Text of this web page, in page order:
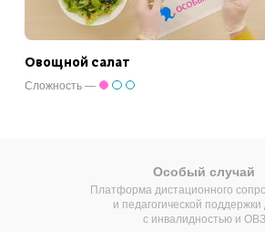
Овощной салат
Сложность —
Особый случай
Платформа дистационного
и педагогической поддержки
с инвалидностью и ОВЗ